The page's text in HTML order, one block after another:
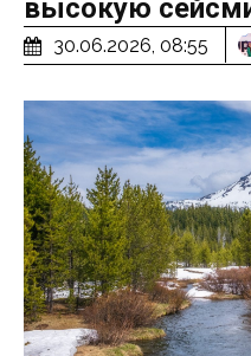
высокую
30.06.2026, 08:55